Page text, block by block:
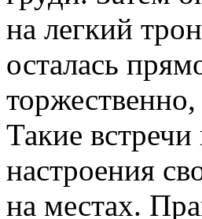
на легкий
осталась
Такие
настроения
на местах.